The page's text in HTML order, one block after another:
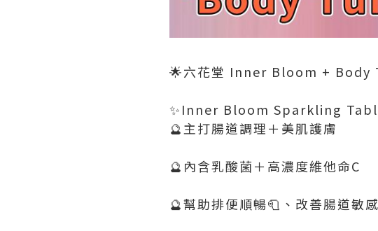
🌟六花堂 Inner Bloom + Body
✨Inner Bloom Sparkling
🔮主打腸道調理＋美肌護膚
🔮內含乳酸菌＋高濃度維他命C
🔮幫助排便順暢🧻、改善腸道敏